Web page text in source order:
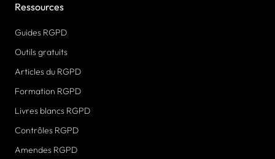
Ressources
Guides RGPD
Outils gratuits
Articles du RGPD
Formation RGPD
Livres blancs RGPD
Contrôles RGPD
Amendes RGPD